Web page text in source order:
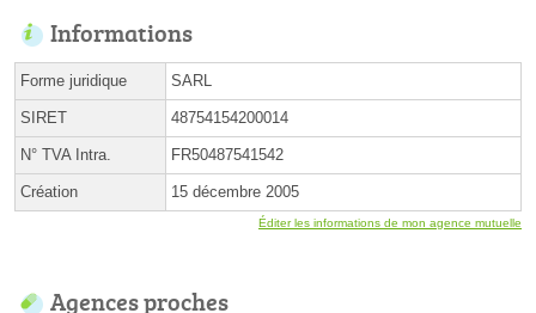
Informations
Forme juridique SARL
SIRET 48754154200014
N° TVA Intra. FR50487541542
Création 15 décembre 2005
Éditer les informations de mon agence mutuelle
Agences proches